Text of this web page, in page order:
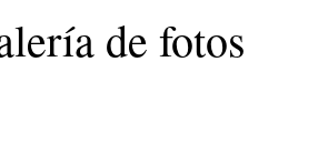
de fotos